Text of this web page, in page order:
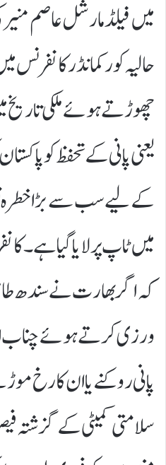
میں فیلڈ مارشل عاصم
حالیہ کور کمانڈر
چھوڑتے ہوئے ملکی تاریخ
یعنی پانی کے تحفظ کو
کے لیے سب سے بڑا
میں ٹاپ پر لایا گیا ہے۔
کہ اگر بھارت نے
ورزی کرتے ہوئے چناب
پانی روکنے یا ان کا رخ
سلامتی کمیٹی کے گزشتہ